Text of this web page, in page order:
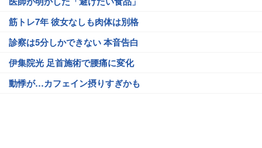
筋トレ7年 彼女なしも肉体は別格
診察は5分しかできない 本音告白
伊集院光 足首施術で腰痛に変化
動悸が…カフェイン摂りすぎかも